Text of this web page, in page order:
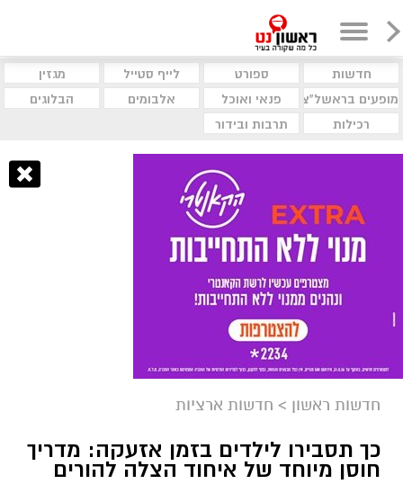
חדשות ספורט לייף סטייל
מגזין
מופעים בראשל"צ
פנאי ואוכל אלבומים
הבלוגים
רכילות
תרבות ובידור
חדשות ראשון > חדשות ארציות
כך תסבירו לילדים בזמן אזעקה: מדריך
חוסן מיוחד של איחוד הצלה להורים